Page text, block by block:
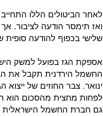
לאחר הביטולים הללו
ואז תימסר הודעה לציבור.
שלישי בכפוף להודעה סופית
אספקת הגז בפועל למשק
החשמל הירדנית תקבל את
לפחות מחצית מהסכום הוא